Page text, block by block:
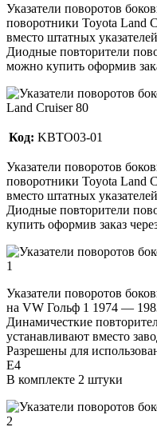
Указатели поворотов
поворотники Toyota Land
вместо штатных
Диодные повторители
можно купить оформив
Код: KBTO03-01
Указатели поворотов
поворотники Toyota Land
вместо штатных
Диодные повторители
купить оформив заказ
Указатели поворотов
на VW Гольф 1 1974 —
Динамичесткие
устанавливают вместо
Разрешены для
E4
В комплекте 2 штуки